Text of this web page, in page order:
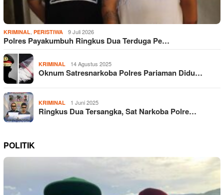
KRIMINAL PERISTIWA 9 Juli 2026
Polres Payakumbuh Ringkus Dua Terduga Pe…
KRIMINAL 14 Agustus 2025
Oknum Satresnarkoba Polres Pariaman Didu…
KRIMINAL 1 Juni 2025
Ringkus Dua Tersangka, Sat Narkoba Polre…
POLITIK